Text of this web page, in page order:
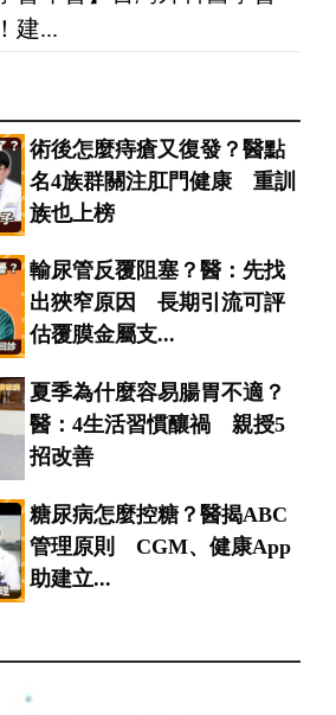
建...
術後怎麼痔瘡又復發？醫點
名4族群關注肛門健康 重訓
族也上榜
輸尿管反覆阻塞？醫：先找
出狹窄原因 長期引流可評
估覆膜金屬支...
夏季為什麼容易腸胃不適？
醫：4生活習慣釀禍 親授5
招改善
糖尿病怎麼控糖？醫揭ABC
管理原則 CGM、健康App
助建立...